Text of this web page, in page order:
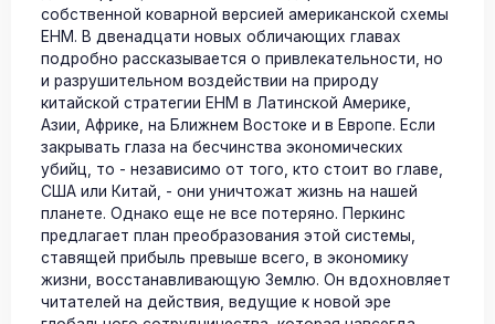
собственной коварной версией американской схемы
ЕНМ. В двенадцати новых обличающих главах
подробно рассказывается о привлекательности, но
и разрушительном воздействии на природу
китайской стратегии ЕНМ в Латинской Америке,
Азии, Африке, на Ближнем Востоке и в Европе. Если
закрывать глаза на бесчинства экономических
убийц, то - независимо от того, кто стоит во главе,
США или Китай, - они уничтожат жизнь на нашей
планете. Однако еще не все потеряно. Перкинс
предлагает план преобразования этой системы,
ставящей прибыль превыше всего, в экономику
жизни, восстанавливающую Землю. Он вдохновляет
читателей на действия, ведущие к новой эре